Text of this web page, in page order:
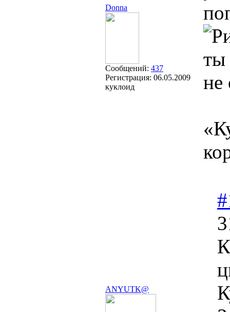
Donna
Сообщений: 437
Регистрация: 06.05.2009
куклоид
ты
не
ANYUTK@